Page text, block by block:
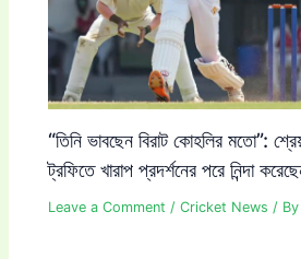
“তিনি ভাবছেন বিরাট কোহলির মতো”:
ট্রফিতে খারাপ প্রদর্শনের পরে নিন্দা
Leave a Comment /Cricket News /